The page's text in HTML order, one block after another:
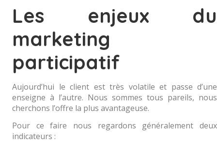
Les enjeux du
marketing
participatif
Aujourd’hui le client est très volatile et passe d’une
enseigne à l’autre. Nous sommes tous pareils, nous
cherchons l’offre la plus avantageuse.
Pour ce faire nous regardons généralement deux
indicateurs :